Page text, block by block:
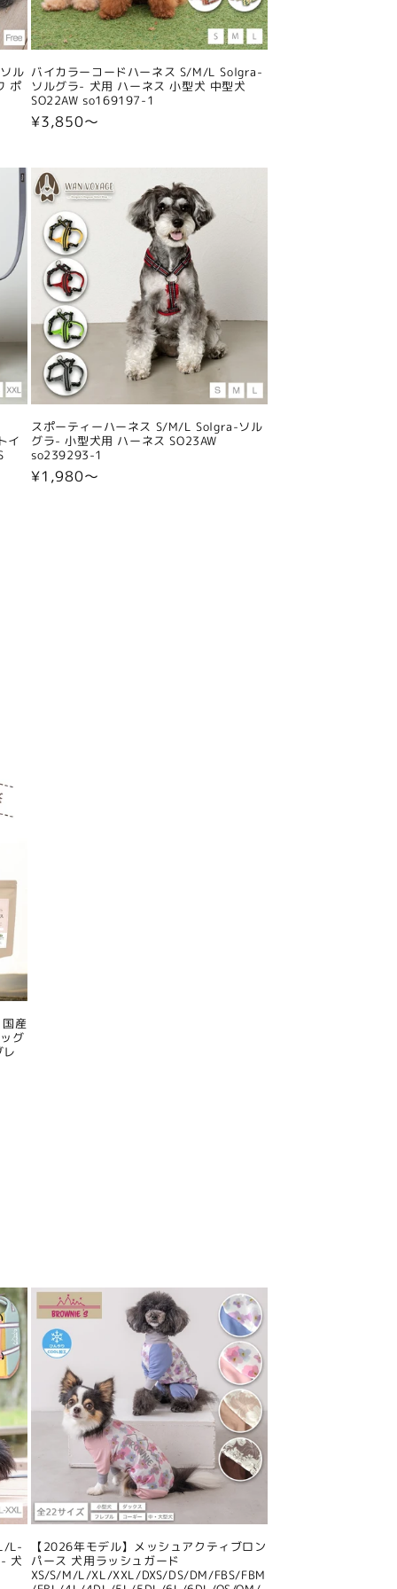
ル
ポ
バイカラーコードハーネス S/M/L Solgra-
ソルグラ- 犬用 ハーネス 小型犬 中型犬
SO22AW so169197-1
通
格
¥3,850〜
イ
スポーティーハーネス S/M/L Solgra-ソル
グラ- 小型犬用 ハーネス SO23AW
so239293-1
通
¥1,980〜
産
グ
L-
犬
【2026年モデル】メッシュアクティブロン
パース 犬用ラッシュガード
XS/S/M/L/XL/XXL/DXS/DS/DM/FBS/FBM